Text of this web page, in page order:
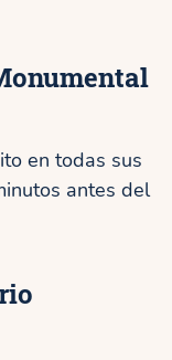
en todas sus
antes del